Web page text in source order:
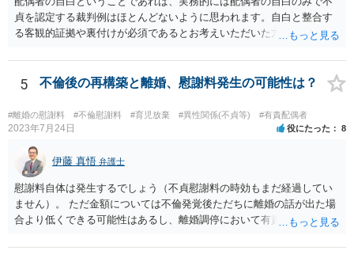
貞を認定する裁判例はほとんどないように思われます。自白と整合す
る客観的証拠や裏付けが必須であるとお考えいただいた方がよいでし
5 不倫後の再構築と離婚、慰謝料発生の可能性は？
#離婚の慰謝料 #不倫慰謝料 #育児放棄 #異性関係(不貞等) #有責配偶者
2023年7月24日 役にたった 8
伊藤 真悟 弁護士
慰謝料自体は発生するでしょう（不貞慰謝料の時効もまだ経過してい
ません）。 ただ金額については不倫発覚後ただちに離婚の話が出た場
合より低くできる可能性はあるし、離婚調停において有責配偶者の主
主張は考えられます。 養育費なども含めて一度弁護士に相談すること